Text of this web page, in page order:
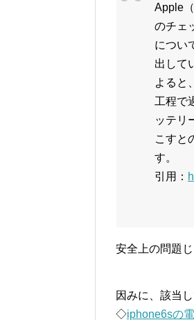
Apple
のチェ
につい
出して
よると
工程で
ッテリ
こすと
す。
引用：
安全上の問題
因みに、該当
◇iphone6sの